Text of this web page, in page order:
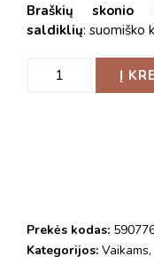
Braškių skonio
saldiklių: suomiško
Į
Prekės kodas:
Kategorijos: Vaikams,